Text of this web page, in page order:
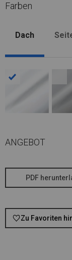
Farben
Dach
ANGEBOT
PDF
Zu Favoriten